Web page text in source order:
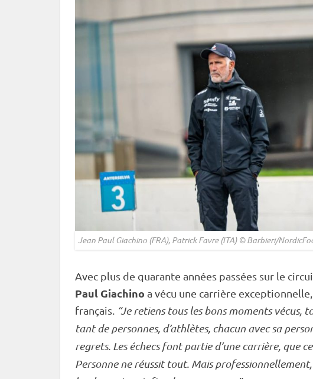
Jean Paul Giachino (FRA), Patrick Favre (ITA) © Barbieri/
Avec plus de quarante années passées sur le
Paul Giachino a vécu une carrière
français. “Je retiens tous les bons moments vécus,
tant de personnes, d’athlètes, chacun avec sa
regrets. Les échecs font partie d’une carrière, que
Personne ne réussit tout. Mais